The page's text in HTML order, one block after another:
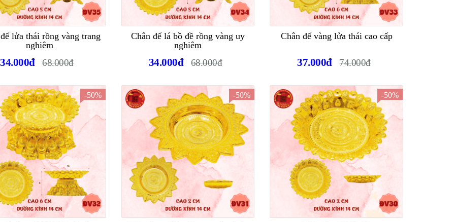
lửa thái rồng vàng trang
nghiêm
34.000đ 68.000đ
Chân đế lá bồ đề rồng vàng uy
nghiêm
34.000đ 68.000đ
Chân đế vàng lửa thái cao cấp
37.000đ 74.000đ
-50% -50% -50%